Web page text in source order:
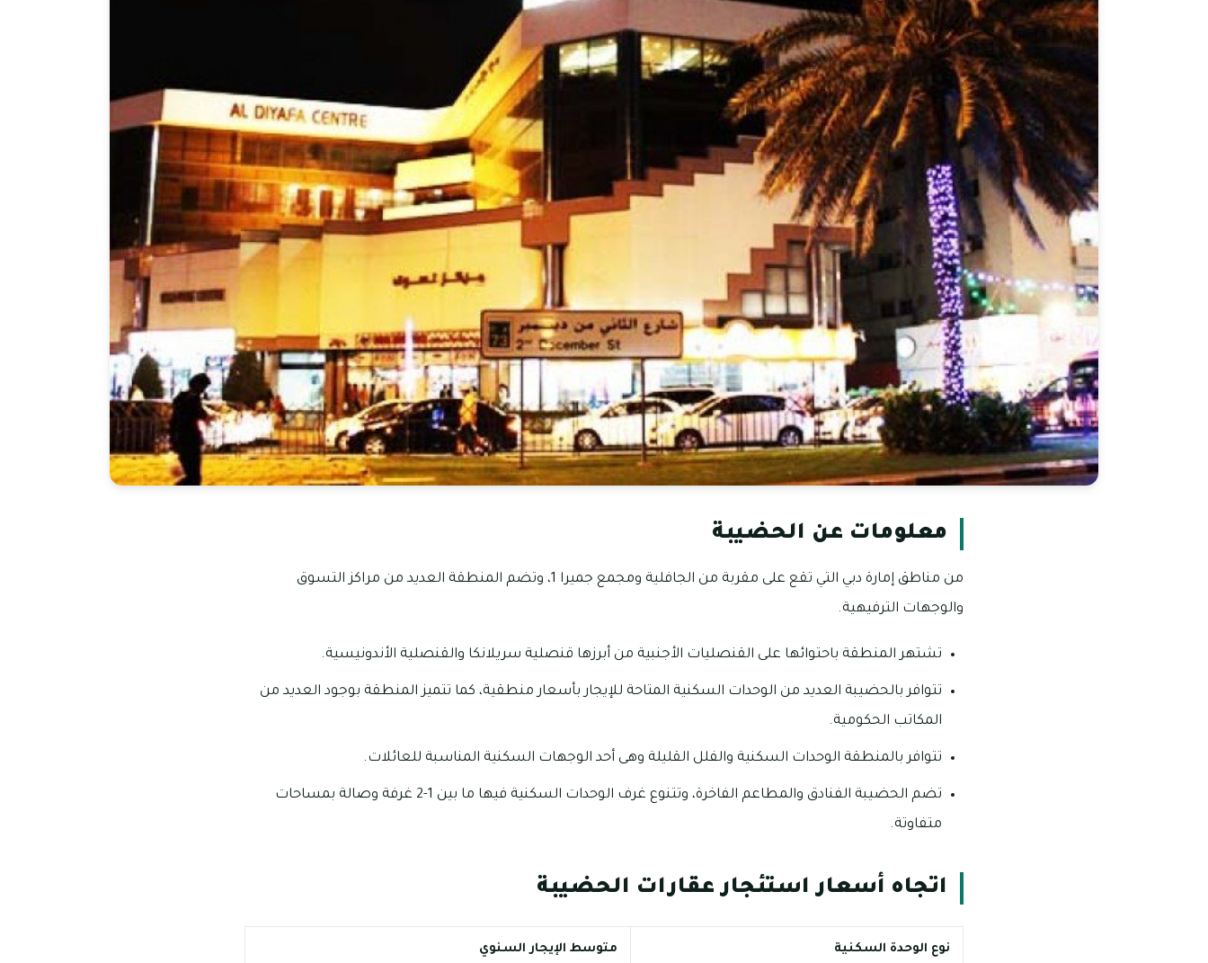
معلومات عن الحضيبة
من مناطق إمارة دبي التي تقع على مقربة من الجافلية ومجمع جميرا 1، وتضم المنطقة العديد من مراكز التسوق
والوجهات الترفيهية.
تشتهر المنطقة باحتوائها على القنصليات الأجنبية من أبرزها قنصلية سريلانكا والقنصلية الأندونيسية.
تتوافر بالحضيبة العديد من الوحدات السكنية المتاحة للإيجار بأسعار منطقية، كما تتميز المنطقة بوجود العديد من
المكاتب الحكومية.
تتوافر بالمنطقة الوحدات السكنية والفلل القليلة وهى أحد الوجهات السكنية المناسبة للعائلات.
تضم الحضيبة الفنادق والمطاعم الفاخرة، وتتنوع غرف الوحدات السكنية فيها ما بين 1-2 غرفة وصالة بمساحات
متفاوتة.
اتجاه أسعار استئجار عقارات الحضيبة
نوع الوحدة السكنية متوسط الإيجار السنوي